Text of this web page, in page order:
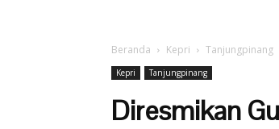
Beranda Kepri Tanjungpinang
Kepri Tanjungpinang
Diresmikan